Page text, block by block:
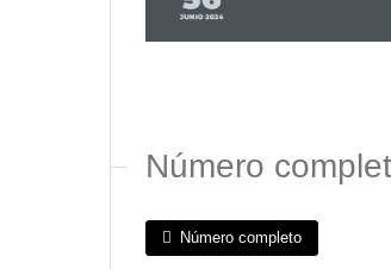
Número
Número completo